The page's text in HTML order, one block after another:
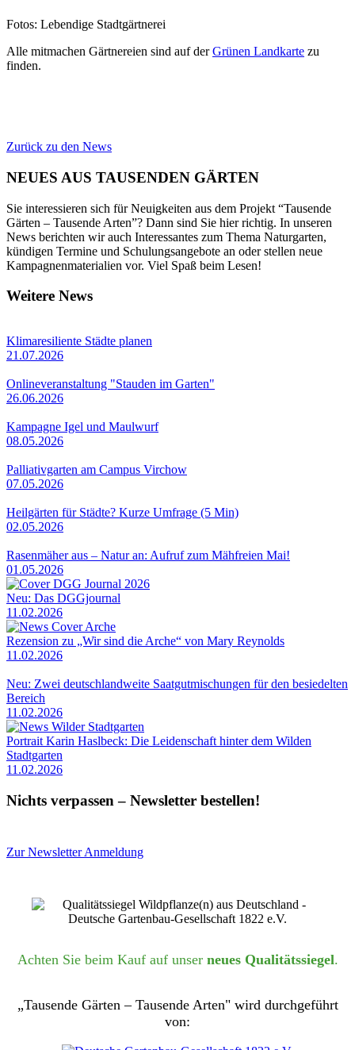
Fotos: Lebendige Stadtgärtnerei
Alle mitmachen Gärtnereien sind auf derGrünen Landkarte zu
finden.
Zurück zu den News
NEUES AUS TAUSENDEN GÄRTEN
Sie interessieren sich für Neuigkeiten aus dem Projekt “Tausende
Gärten – Tausende Arten”? Dann sind Sie hier richtig. In unseren
News berichten wir auch Interessantes zum Thema Naturgarten,
kündigen Termine und Schulungsangebote an oder stellen neue
Kampagnenmaterialien vor. Viel Spaß beim Lesen!
Weitere News
Klimaresiliente Städte planen
21.07.2026
Onlineveranstaltung "Stauden im Garten"
26.06.2026
Kampagne Igel und Maulwurf
08.05.2026
Palliativgarten am Campus Virchow
07.05.2026
Heilgärten für Städte? Kurze Umfrage (5 Min)
02.05.2026
Rasenmäher aus – Natur an: Aufruf zum Mähfreien Mai!
01.05.2026
Neu: Das DGGjournal
11.02.2026
Rezension zu „Wir sind die Arche“ von Mary Reynolds
11.02.2026
Neu: Zwei deutschlandweite Saatgutmischungen für den besiedelten
Bereich
11.02.2026
Portrait Karin Haslbeck: Die Leidenschaft hinter dem Wilden
Stadtgarten
11.02.2026
Nichts verpassen – Newsletter bestellen!
Zur Newsletter Anmeldung
Achten Sie beim Kauf auf unser neues Qualitätssiegel.
„Tausende Gärten – Tausende Arten" wird durchgeführt
von: